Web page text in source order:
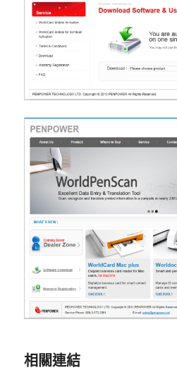
相關連結